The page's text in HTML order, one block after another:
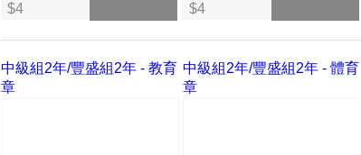
$4 $4
中級組2年/豐盛組2年 - 教育
章
中級組2年/豐盛組2年 - 體育
章